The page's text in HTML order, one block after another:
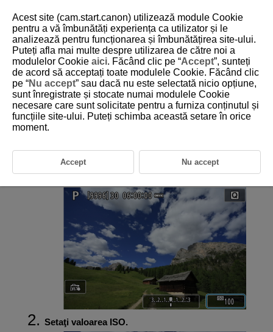
D292-056
Setări valoare ISO fotografii
[AUTO] Sensibilitate ISO maximă
Setaţi valoarea ISO în aşa fel încât să se potrivească cu nivelul
Atingeţi afişajul pentru valoarea ISO.
Setaţi valoarea ISO.
Acest site (cam.start.canon) utilizează module Cookie
pentru a vă îmbunătăți experiența ca utilizator și le
analizează pentru funcționarea și îmbunătățirea site-ului.
Puteți afla mai multe despre utilizarea de către noi a
modulelor Cookie aici. Făcând clic pe “Accept”, sunteți
de acord să acceptați toate modulele Cookie. Făcând clic
pe “Nu accept” sau dacă nu este selectată nicio opțiune,
sunt înregistrate și stocate numai modulele Cookie
necesare care sunt solicitate pentru a furniza conținutul și
funcțiile site-ului. Puteți schimba această setare în orice
moment.
Accept Nu accept